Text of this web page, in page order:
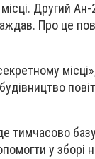
Другий
Про це
тимчасово
у зборі